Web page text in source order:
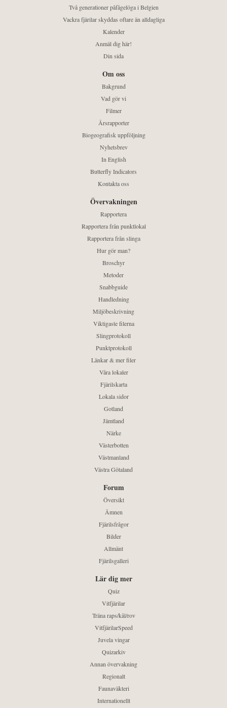
Två generationer påfågelöga i Belgien
Vackra fjärilar skyddas oftare än alldagliga
Kalender
Anmäl dig här!
Din sida
Om oss
Bakgrund
Vad gör vi
Filmer
Årsrapporter
Biogeografisk uppföljning
Nyhetsbrev
In English
Butterfly Indicators
Kontakta oss
Övervakningen
Rapportera
Rapportera från punktlokal
Rapportera från slinga
Hur gör man?
Broschyr
Metoder
Snabbguide
Handledning
Miljöbeskrivning
Viktigaste filerna
Slingprotokoll
Punktprotokoll
Länkar & mer filer
Våra lokaler
Fjärilskarta
Lokala sidor
Gotland
Jämtland
Närke
Västerbotten
Västmanland
Västra Götaland
Forum
Översikt
Ämnen
Fjärilsfrågor
Bilder
Allmänt
Fjärilsgalleri
Lär dig mer
Quiz
Vitfjärilar
Träna raps/kål/rov
VitfjärilarSpeed
Juvela vingar
Quizarkiv
Annan övervakning
Regionalt
Faunaväkteri
Internationellt